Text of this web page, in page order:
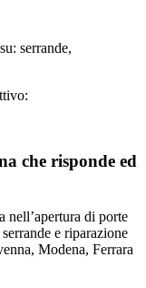
serrande,
che risponde ed
nell’apertura di porte
e riparazione
Modena, Ferrara